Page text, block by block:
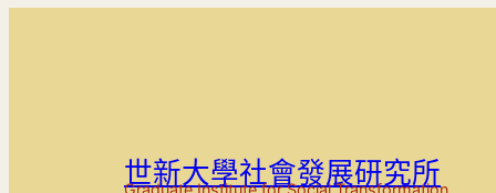
世新大學社會發展研究所
Graduate Institute for Social Transformation